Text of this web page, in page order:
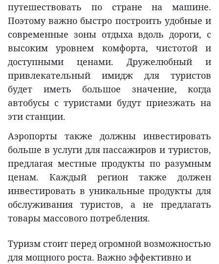
путешествовать по стране на машине.
Поэтому важно быстро построить удобные и
современные зоны отдыха вдоль дороги, с
высоким уровнем комфорта, чистотой и
доступными ценами. Дружелюбный и
привлекательный имидж для туристов
будет иметь большое значение, когда
автобусы с туристами будут приезжать на
эти станции.
Аэропорты также должны инвестировать
больше в услуги для пассажиров и туристов,
предлагая местные продукты по разумным
ценам. Каждый регион также должен
инвестировать в уникальные продукты для
обслуживания туристов, а не предлагать
товары массового потребления.
Туризм стоит перед огромной возможностью
для мощного роста. Важно эффективно и